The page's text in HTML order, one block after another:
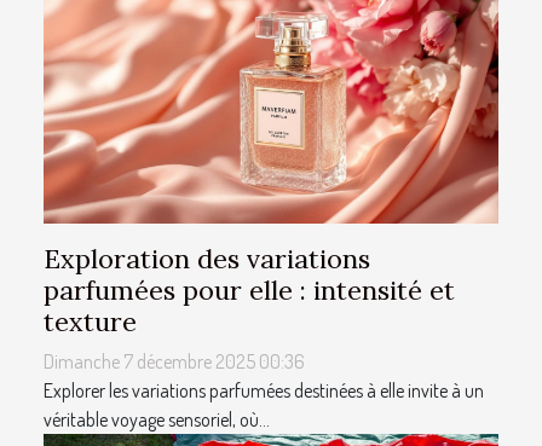
Exploration des variations
parfumées pour elle : intensité et
texture
Dimanche 7 décembre 2025 00:36
Explorer les variations parfumées destinées à elle invite à un
véritable voyage sensoriel, où...